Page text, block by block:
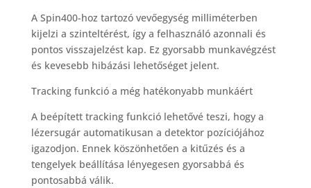
A Spin400-hoz tartozó vevőegység milliméterben
kijelzi a szinteltérést, így a felhasználó azonnali és
pontos visszajelzést kap. Ez gyorsabb munkavégzést
és kevesebb hibázási lehetőséget jelent.
Tracking funkció a még hatékonyabb munkáért
A beépített tracking funkció lehetővé teszi, hogy a
lézersugár automatikusan a detektor pozíciójához
igazodjon. Ennek köszönhetően a kitűzés és a
tengelyek beállítása lényegesen gyorsabbá és
pontosabbá válik.